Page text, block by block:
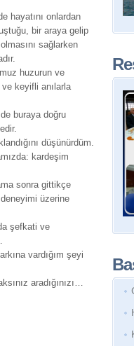
hayatını onlardan
bir araya gelip
sağlarken
huzurun ve
keyifli anılarla
buraya doğru
düşünürdüm.
kardeşim
sonra gittikçe
üzerine
şefkati ve
vardığım şeyi
aradığınızı…